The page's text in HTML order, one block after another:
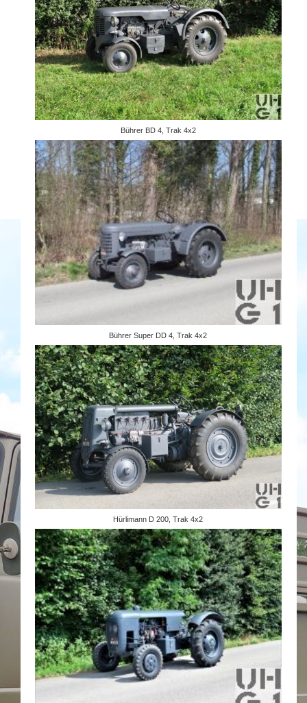
Bührer BD 4, Trak 4x2
Bührer Super DD 4, Trak 4x2
Hürlimann D 200, Trak 4x2